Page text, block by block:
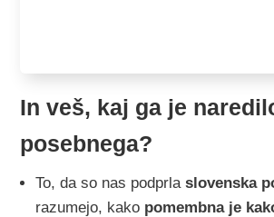
In veš, kaj ga je
posebnega?
To, da so nas podprlaslovenska
razumejo, kako pomembna je